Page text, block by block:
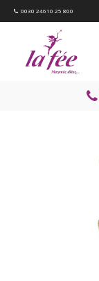
0030 24610 25 800